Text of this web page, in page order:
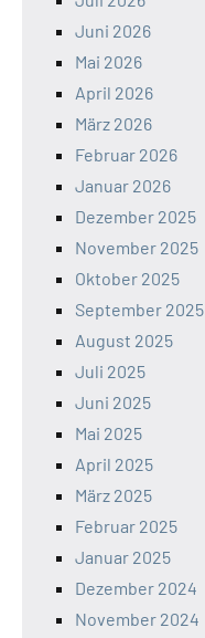
Juni 2026
Mai 2026
April 2026
März 2026
Februar 2026
Januar 2026
Dezember 2025
November 2025
Oktober 2025
September 2025
August 2025
Juli 2025
Juni 2025
Mai 2025
April 2025
März 2025
Februar 2025
Januar 2025
Dezember 2024
November 2024